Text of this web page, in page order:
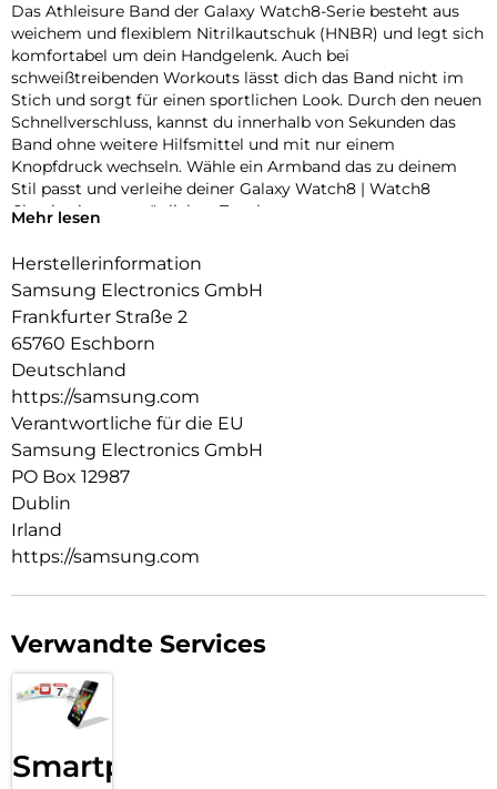
Das Athleisure Band der Galaxy Watch8-Serie besteht aus
weichem und flexiblem Nitrilkautschuk (HNBR) und legt sich
komfortabel um dein Handgelenk. Auch bei
schweißtreibenden Workouts lässt dich das Band nicht im
Stich und sorgt für einen sportlichen Look. Durch den neuen
Schnellverschluss, kannst du innerhalb von Sekunden das
Band ohne weitere Hilfsmittel und mit nur einem
Knopfdruck wechseln. Wähle ein Armband das zu deinem
Stil passt und verleihe deiner Galaxy Watch8 | Watch8
Classic einen persönlichen Touch.
Mehr lesen
Herstellerinformation
Samsung Electronics GmbH
Frankfurter Straße 2
65760 Eschborn
Deutschland
https://samsung.com
Verantwortliche für die EU
Samsung Electronics GmbH
PO Box 12987
Dublin
Irland
https://samsung.com
Verwandte Services
Smartphone